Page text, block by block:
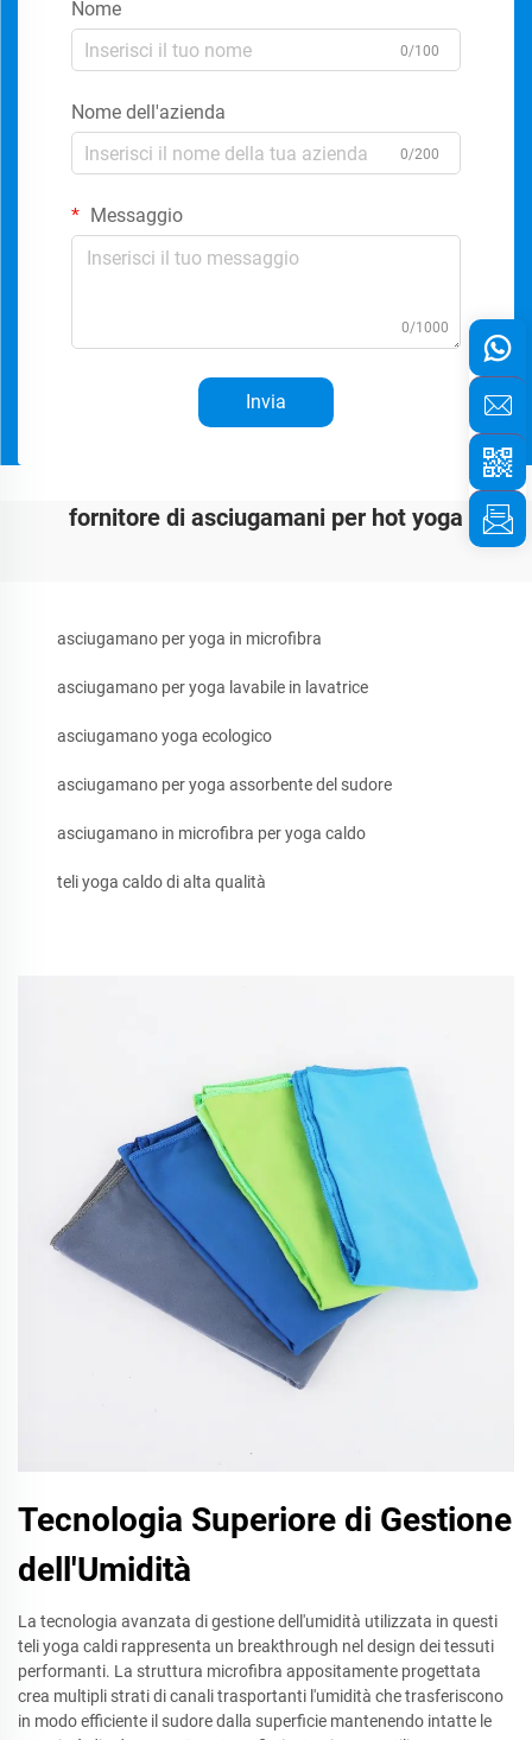
Nome
0/100
Nome dell'azienda
0/200
Messaggio
0/1000
Invia
fornitore di asciugamani per hot yoga
asciugamano per yoga in microfibra
asciugamano per yoga lavabile in lavatrice
asciugamano yoga ecologico
asciugamano per yoga assorbente del sudore
asciugamano in microfibra per yoga caldo
teli yoga caldo di alta qualità
Tecnologia Superiore di Gestione
dell'Umidità
La tecnologia avanzata di gestione dell'umidità utilizzata in questi
teli yoga caldi rappresenta un breakthrough nel design dei tessuti
performanti. La struttura microfibra appositamente progettata
crea multipli strati di canali trasportanti l'umidità che trasferiscono
in modo efficiente il sudore dalla superficie mantenendo intatte le